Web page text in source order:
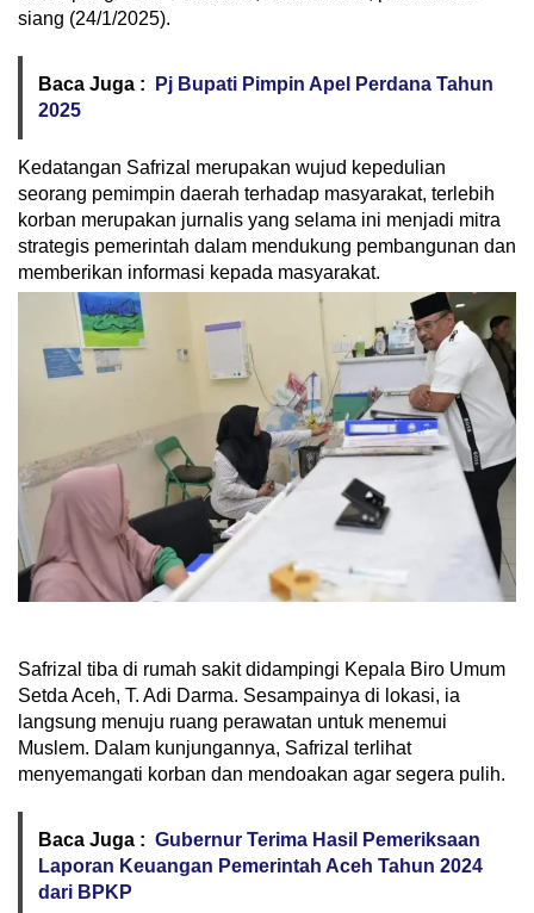
siang (24/1/2025).
Baca Juga :
Pj Bupati Pimpin Apel Perdana Tahun
2025
Kedatangan Safrizal merupakan wujud kepedulian
seorang pemimpin daerah terhadap masyarakat, terlebih
korban merupakan jurnalis yang selama ini menjadi mitra
strategis pemerintah dalam mendukung pembangunan dan
memberikan informasi kepada masyarakat.
Safrizal tiba di rumah sakit didampingi Kepala Biro Umum
Setda Aceh, T. Adi Darma. Sesampainya di lokasi, ia
langsung menuju ruang perawatan untuk menemui
Muslem. Dalam kunjungannya, Safrizal terlihat
menyemangati korban dan mendoakan agar segera pulih.
Baca Juga : Gubernur Terima Hasil Pemeriksaan
Laporan Keuangan Pemerintah Aceh Tahun 2024
dari BPKP